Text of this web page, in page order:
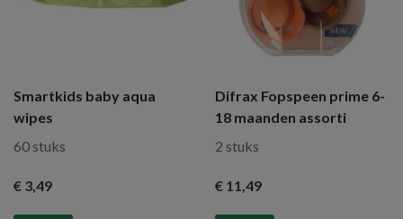
Smartkids baby aqua
wipes
60 stuks
€ 3,49
Difrax Fopspeen prime 6-
18 maanden assorti
2 stuks
€ 11,49